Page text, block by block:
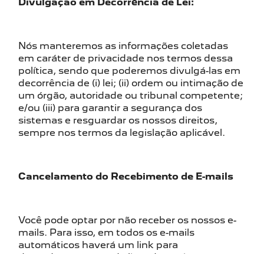
Nós manteremos as informações coletadas
em caráter de privacidade nos termos dessa
política, sendo que poderemos divulgá-las em
decorrência de (i) lei; (ii) ordem ou intimação de
um órgão, autoridade ou tribunal competente;
e/ou (iii) para garantir a segurança dos
sistemas e resguardar os nossos direitos,
sempre nos termos da legislação aplicável.
Cancelamento do Recebimento de E-mails
Você pode optar por não receber os nossos e-
mails. Para isso, em todos os e-mails
automáticos haverá um link para